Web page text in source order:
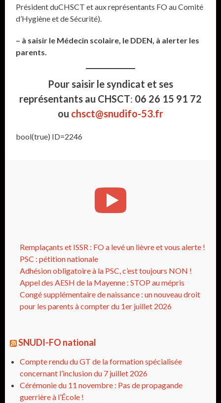
Président duCHSCT et aux représentants FO au Comité
d’Hygiène et de Sécurité).
– à saisir le Médecin scolaire, le DDEN, à alerter les
parents
Pour saisir le syndicat et ses
représentants au CHSCT: 06 26 15 91 72
ou chsct@snudifo-53.fr
bool(true) ID=2246
Remplaçants et ISSR : FO a levé un lièvre et vous alerte !
PSC : pétition nationale
Adhésion obligatoire à la PSC, c’est toujours NON !
Appel des AESH de la Mayenne : STOP au mépris
Congé supplémentaire de naissance : un nouveau droit
pour les parents à compter du 1er juillet 2026
SNUDI-FO national
Compte rendu du GT de la formation spécialisée
concernant l’inclusion du 7 juillet 2026
Cérémonie du 11 novembre : Pas de propagande
guerrière à l’École !